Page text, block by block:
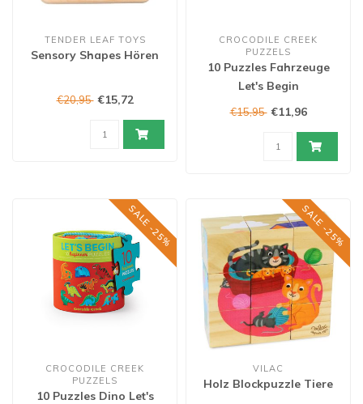
TENDER LEAF TOYS
Sensory Shapes Hören
€20,95 €15,72
CROCODILE CREEK
PUZZELS
10 Puzzles Fahrzeuge
Let's Begin
€15,95 €11,96
SALE -25%
CROCODILE CREEK
PUZZELS
10 Puzzles Dino Let's
SALE -25%
VILAC
Holz Blockpuzzle Tiere